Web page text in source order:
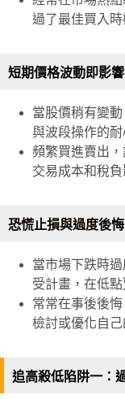
過了最佳買入時
短期價格波動即影
當股價稍有變
與波段操作的耐
頻繁買進賣出
交易成本和稅負
恐慌止損與過度後悔
當市場下跌時
受計畫，在低點
常常在事後後
檢討或優化自己
追高殺低陷阱一：